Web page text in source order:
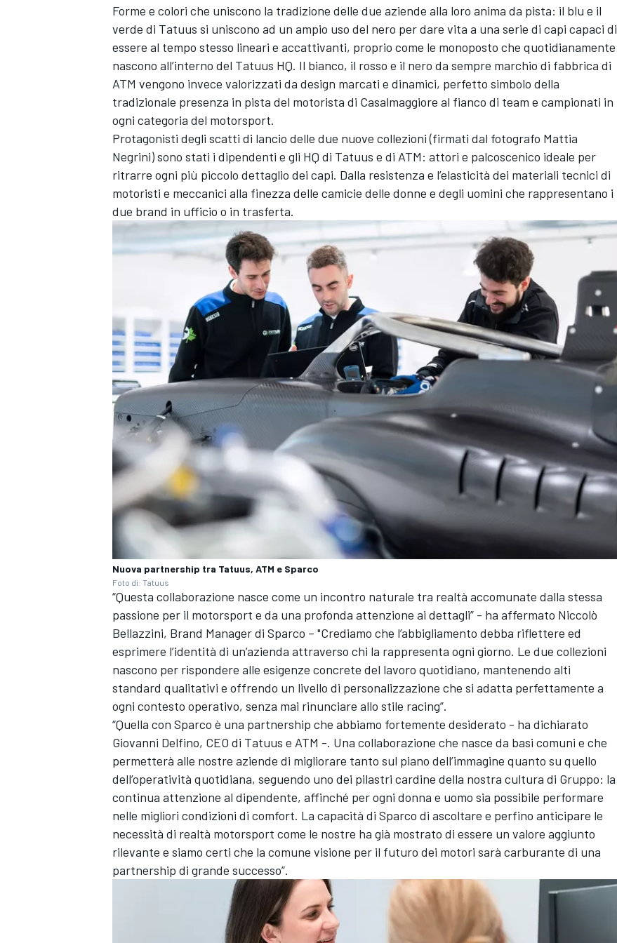
RALLY
Forme e colori che uniscono la tradizione delle due aziende alla loro anima da pista: il blu e il
verde di Tatuus si uniscono ad un ampio uso del nero per dare vita a una serie di capi capaci di
essere al tempo stesso lineari e accattivanti, proprio come le monoposto che quotidianamente
nascono all’interno del Tatuus HQ. Il bianco, il rosso e il nero da sempre marchio di fabbrica di
ATM vengono invece valorizzati da design marcati e dinamici, perfetto simbolo della
tradizionale presenza in pista del motorista di Casalmaggiore al fianco di team e campionati in
ogni categoria del motorsport.
Protagonisti degli scatti di lancio delle due nuove collezioni (firmati dal fotografo Mattia
Negrini) sono stati i dipendenti e gli HQ di Tatuus e di ATM: attori e palcoscenico ideale per
ritrarre ogni più piccolo dettaglio dei capi. Dalla resistenza e l’elasticità dei materiali tecnici di
motoristi e meccanici alla finezza delle camicie delle donne e degli uomini che rappresentano i
due brand in ufficio o in trasferta.
Nuova partnership tra Tatuus, ATM e Sparco
Foto di: Tatuus
“Questa collaborazione nasce come un incontro naturale tra realtà accomunate dalla stessa
passione per il motorsport e da una profonda attenzione ai dettagli” - ha affermato Niccolò
Bellazzini, Brand Manager di Sparco – "Crediamo che l’abbigliamento debba riflettere ed
esprimere l’identità di un’azienda attraverso chi la rappresenta ogni giorno. Le due collezioni
nascono per rispondere alle esigenze concrete del lavoro quotidiano, mantenendo alti
standard qualitativi e offrendo un livello di personalizzazione che si adatta perfettamente a
ogni contesto operativo, senza mai rinunciare allo stile racing”.
“Quella con Sparco è una partnership che abbiamo fortemente desiderato - ha dichiarato
Giovanni Delfino, CEO di Tatuus e ATM -. Una collaborazione che nasce da basi comuni e che
permetterà alle nostre aziende di migliorare tanto sul piano dell’immagine quanto su quello
dell’operatività quotidiana, seguendo uno dei pilastri cardine della nostra cultura di Gruppo: la
continua attenzione al dipendente, affinché per ogni donna e uomo sia possibile performare
nelle migliori condizioni di comfort. La capacità di Sparco di ascoltare e perfino anticipare le
necessità di realtà motorsport come le nostre ha già mostrato di essere un valore aggiunto
rilevante e siamo certi che la comune visione per il futuro dei motori sarà carburante di una
partnership di grande successo”.